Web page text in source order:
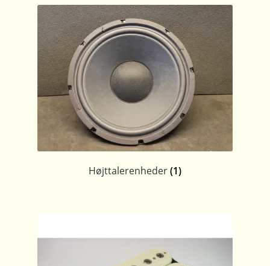
Højttalerenheder(1)